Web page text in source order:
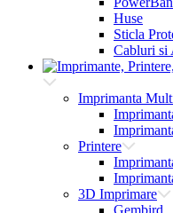
Huse
Sticla
Cabluri si
Imprimanta
Printere
3D Imprimare
Gembird